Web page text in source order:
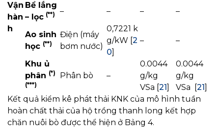
Vận
hàn
h
Bể lắng
– lọc (**) – – – –
Ao sinh
học (**)
Điện (máy
bơm nước)
0,7221 k
g/kW [2
0]
– –
Khu ủ
phân (*)
(***)
Phân bò –
0.0044
g/kg
VSa [21]
0.0044
g/kg
VSa [21]
Kết quả kiểm kê phát thải KNK của mô hình tuần
hoàn chất thải của hộ trồng thanh long kết hợp
chăn nuôi bò được thể hiện ở Bảng 4.